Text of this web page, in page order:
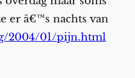
er â€™s nachts van
2004/01/pijn.html